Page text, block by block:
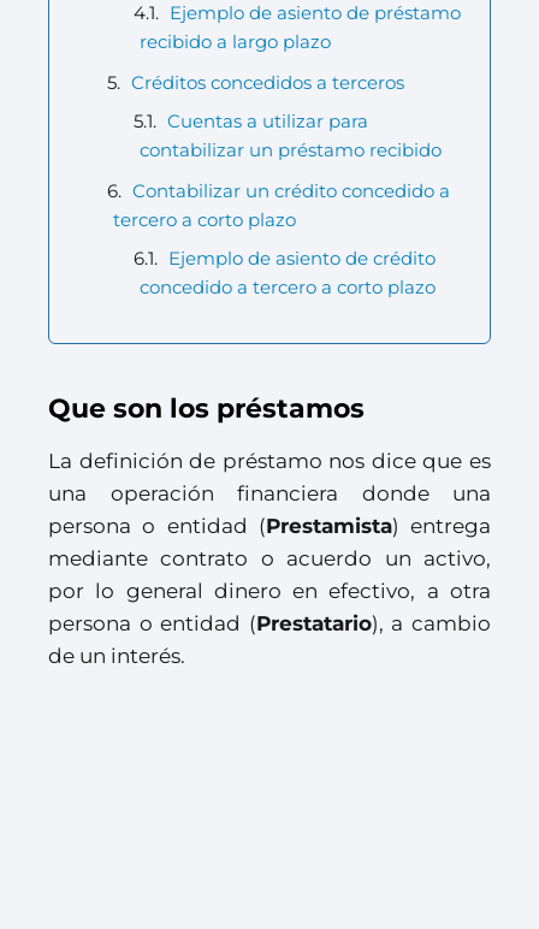
Ejemplo de asiento de préstamo
recibido a largo plazo
Créditos concedidos a terceros
Cuentas a utilizar para
contabilizar un préstamo recibido
Contabilizar un crédito concedido a
tercero a corto plazo
Ejemplo de asiento de crédito
concedido a tercero a corto plazo
Que son los préstamos
La definición de préstamo nos dice que es
una operación financiera donde una
persona o entidad (Prestamista) entrega
mediante contrato o acuerdo un activo,
por lo general dinero en efectivo, a otra
persona o entidad (Prestatario), a cambio
de un interés.